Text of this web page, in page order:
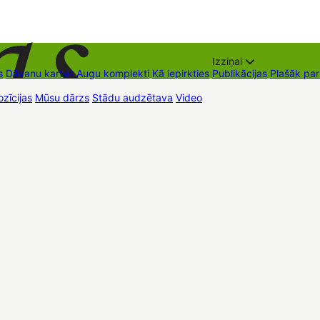
Dāvanu kartes Augu komplekti Kā iepirkties
Izziņai
Publikācijas Plašāk
Mūsu dārzs Stādu audzētava Video